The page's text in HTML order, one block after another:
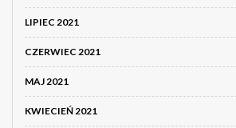
LIPIEC 2021
CZERWIEC 2021
MAJ 2021
KWIECIEŃ 2021